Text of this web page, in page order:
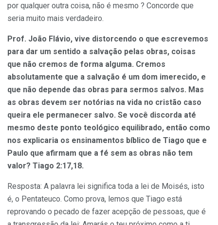
por qualquer outra coisa, não é mesmo ? Concorde que
seria muito mais verdadeiro.
Prof. João Flávio, vive distorcendo o que escrevemos
para dar um sentido a salvação pelas obras, coisas
que não cremos de forma alguma. Cremos
absolutamente que a salvação é um dom imerecido, e
que não depende das obras para sermos salvos. Mas
as obras devem ser notórias na vida no cristão caso
queira ele permanecer salvo. Se você discorda até
mesmo deste ponto teológico equilibrado, então como
nos explicaria os ensinamentos bíblico de Tiago que e
Paulo que afirmam que a fé sem as obras não tem
valor? Tiago 2:17,18.
Resposta: A palavra lei significa toda a lei de Moisés, isto
é, o Pentateuco. Como prova, lemos que Tiago está
reprovando o pecado de fazer acepção de pessoas, que é